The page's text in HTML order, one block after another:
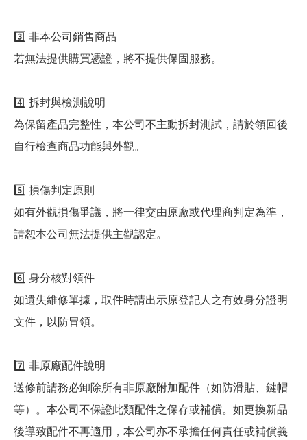
3️⃣ 非本公司銷售商品
若無法提供購買憑證，將不提供保固服務。
4️⃣ 拆封與檢測說明
為保留產品完整性，本公司不主動拆封測試，請於領回後
自行檢查商品功能與外觀。
5️⃣ 損傷判定原則
如有外觀損傷爭議，將一律交由原廠或代理商判定為準，
請恕本公司無法提供主觀認定。
6️⃣ 身分核對領件
如遺失維修單據，取件時請出示原登記人之有效身分證明
文件，以防冒領。
7️⃣ 非原廠配件說明
送修前請務必卸除所有非原廠附加配件（如防滑貼、鍵帽
等）。本公司不保證此類配件之保存或補償。如更換新品
後導致配件不再適用，本公司亦不承擔任何責任或補償義